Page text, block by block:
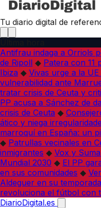
Tu diario digital de
Antifrau indaga a Orriols
de Ripoll ◆ Patera con 11
Ibiza ◆ Vivas urge a la
vulnerabilidad ante
tratar crisis de Ceuta y
PP acusa a Sánchez de
crisis de Ceuta ◆
ático y niega
marroquí en España: un
◆ Patrullas vecinales en
inmigrantes ◆ Vox y
Mundial 2030 ◆ El PP
en sus comunidades ◆
Aldeguer en su
revoluciona el fútbol con
DiarioDigital.es